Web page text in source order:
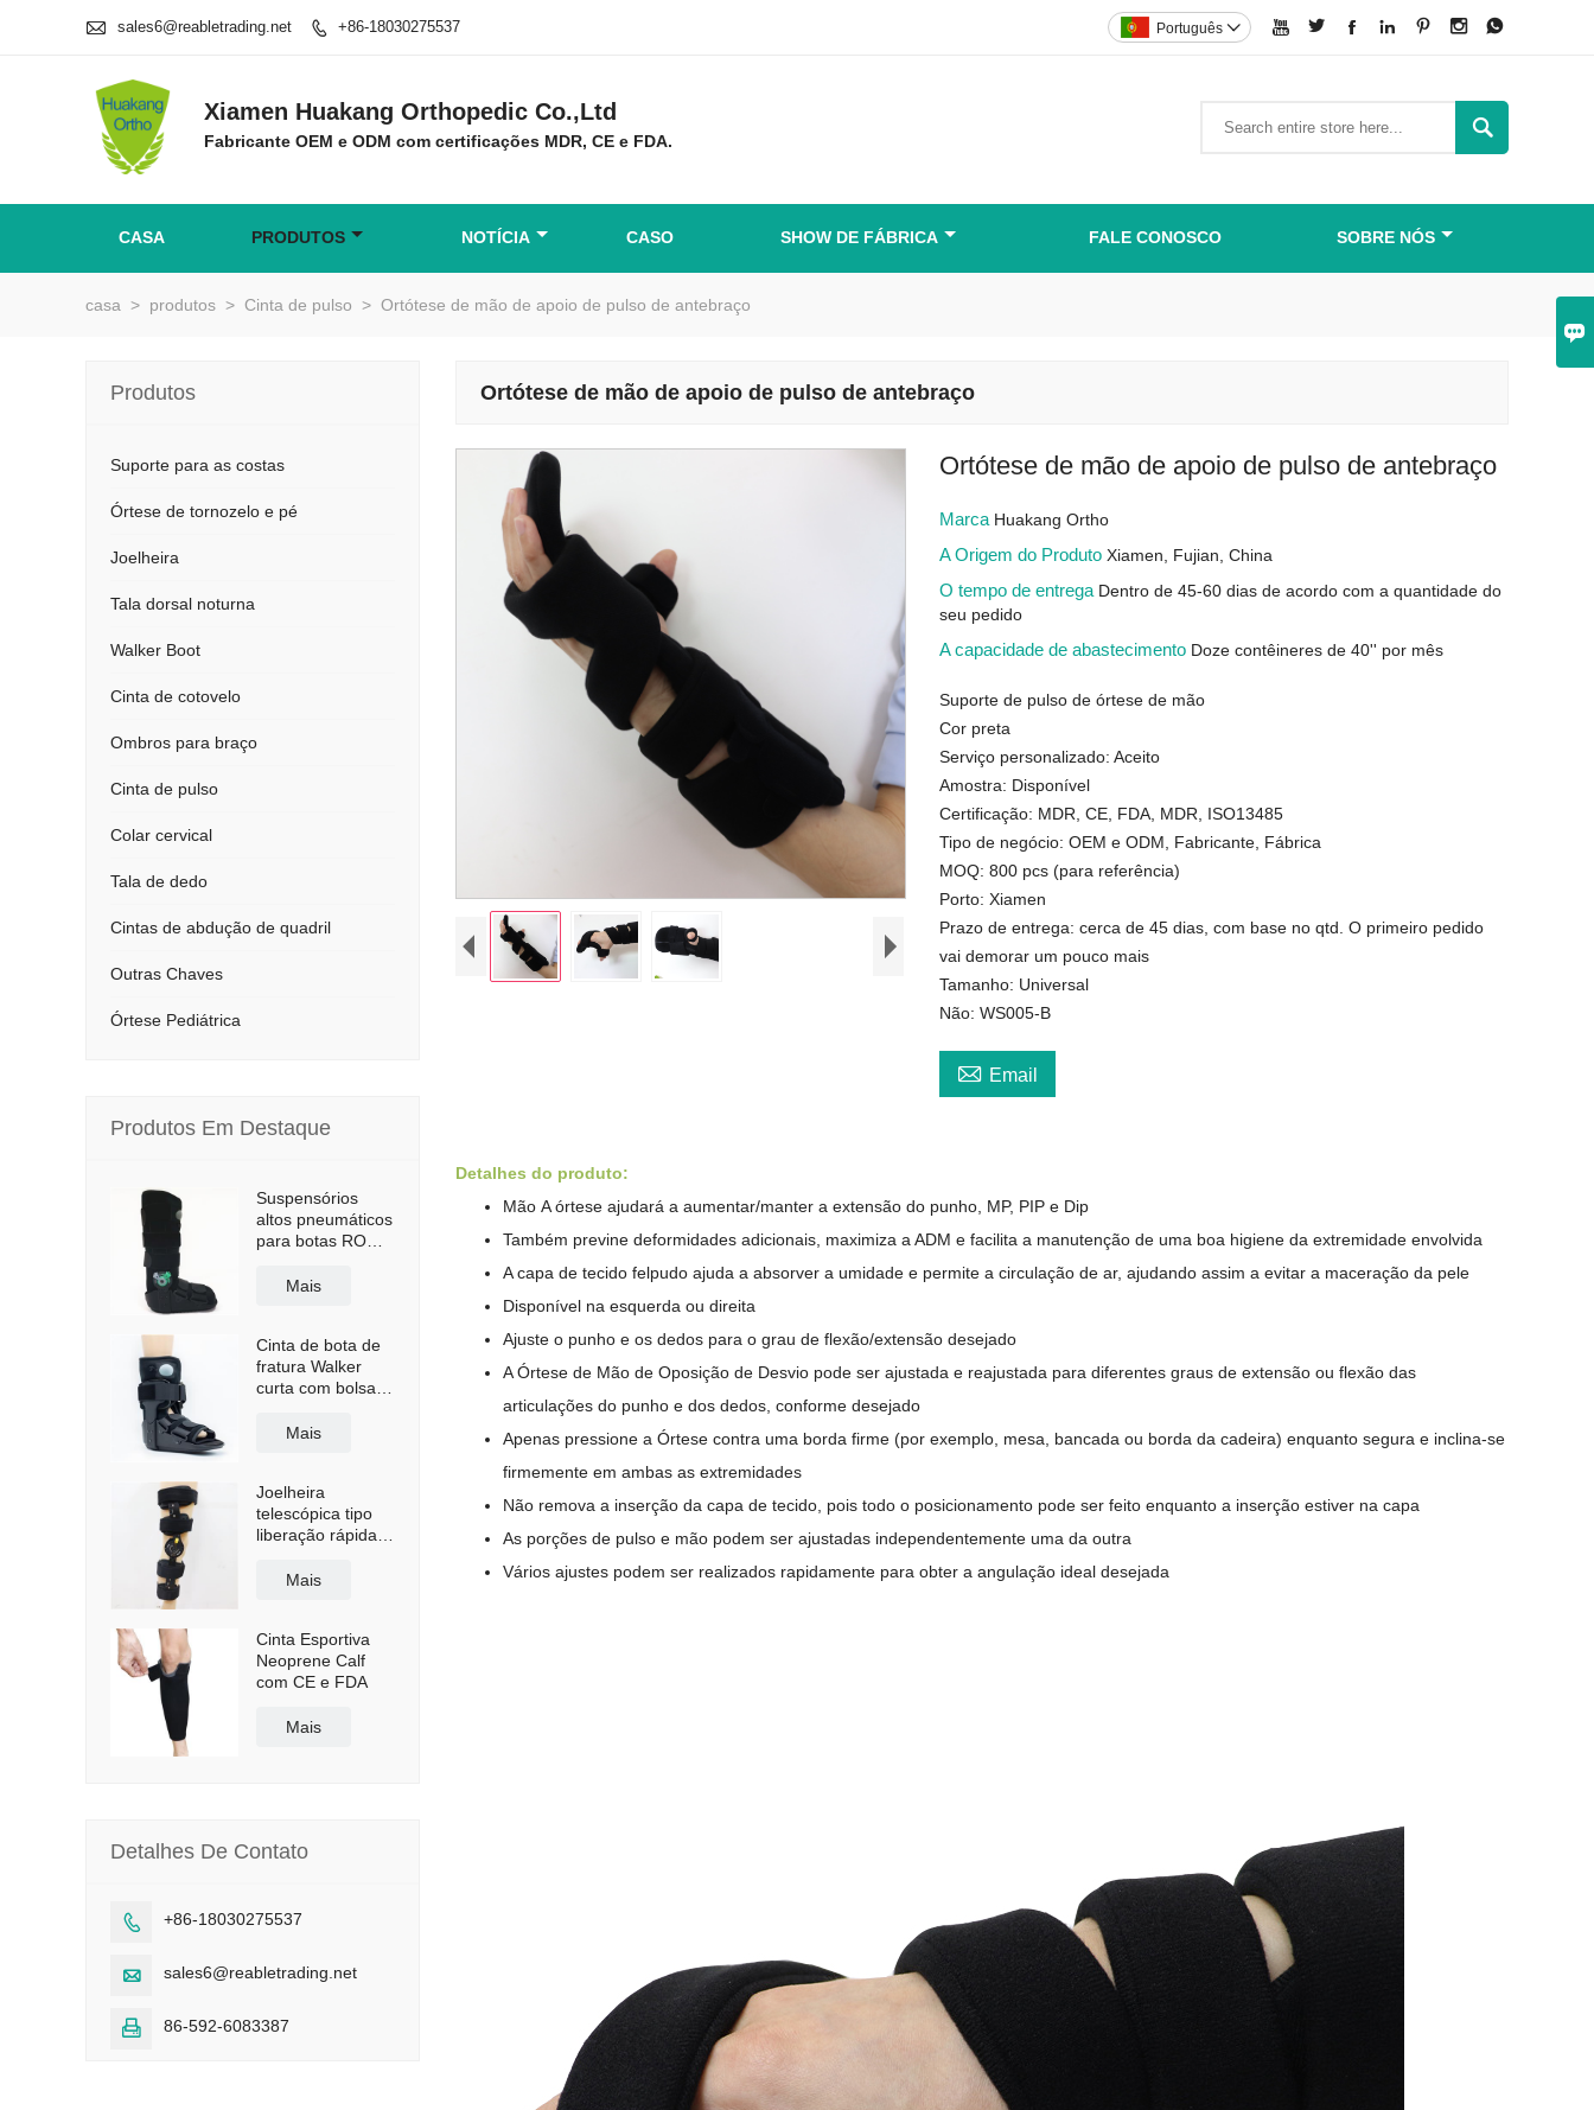

 sales6@reabletrading.net  +86-18030275537       
Português 
Xiamen Huakang Orthopedic Co.,Ltd
Fabricante OEM e ODM com certificações MDR, CE e FDA.

CASA PRODUTOS NOTÍCIA CASO SHOW DE FÁBRICA FALE CONOSCO SOBRE NÓS
casa > produtos > Cinta de pulso > Ortótese de mão de apoio de pulso de antebraço
Ortótese de mão de apoio de pulso de antebraço
Ortótese de mão de apoio de pulso de antebraço
Marca Huakang Ortho
A Origem do ProdutoXiamen, Fujian, China
O tempo de entrega Dentro de 45-60 dias de acordo com a quantidade do
seu pedido
A capacidade de abastecimento Doze contêineres de 40'' por mês
Suporte de pulso de órtese de mão
Cor preta
Serviço personalizado: Aceito
Amostra: Disponível
Certificação: MDR, CE, FDA, MDR, ISO13485
Tipo de negócio: OEM e ODM, Fabricante, Fábrica
MOQ: 800 pcs (para referência)
Porto: Xiamen
Prazo de entrega: cerca de 45 dias, com base no qtd. O primeiro pedido
vai demorar um pouco mais
Tamanho: Universal
Não: WS005-B
 Email
Detalhes do produto:
Mão A órtese ajudará a aumentar/manter a extensão do punho, MP, PIP e Dip
Também previne deformidades adicionais, maximiza a ADM e facilita a manutenção de uma boa higiene da extremidade envolvida
A capa de tecido felpudo ajuda a absorver a umidade e permite a circulação de ar, ajudando assim a evitar a maceração da pele
Disponível na esquerda ou direita
Ajuste o punho e os dedos para o grau de flexão/extensão desejado
A Órtese de Mão de Oposição de Desvio pode ser ajustada e reajustada para diferentes graus de extensão ou flexão das
articulações do punho e dos dedos, conforme desejado
Apenas pressione a Órtese contra uma borda firme (por exemplo, mesa, bancada ou borda da cadeira) enquanto segura e inclina-se
firmemente em ambas as extremidades
Não remova a inserção da capa de tecido, pois todo o posicionamento pode ser feito enquanto a inserção estiver na capa
As porções de pulso e mão podem ser ajustadas independentemente uma da outra
Vários ajustes podem ser realizados rapidamente para obter a angulação ideal desejada
Produtos
Suporte para as costas
Órtese de tornozelo e pé
Joelheira
Tala dorsal noturna
Walker Boot
Cinta de cotovelo
Ombros para braço
Cinta de pulso
Colar cervical
Tala de dedo
Cintas de abdução de quadril
Outras Chaves
Órtese Pediátrica
Produtos Em Destaque
Suspensórios
altos pneumáticos
para botas ROM
antiderrapante
Mais
Cinta de bota de
fratura Walker
curta com bolsa
Mais
Joelheira
telescópica tipo
liberação rápida
ombroMais
Cinta Esportiva
Neoprene Calf
com CE e FDA
Mais
Detalhes De Contato
 +86-18030275537
 sales6@reabletrading.net
 86-592-6083387